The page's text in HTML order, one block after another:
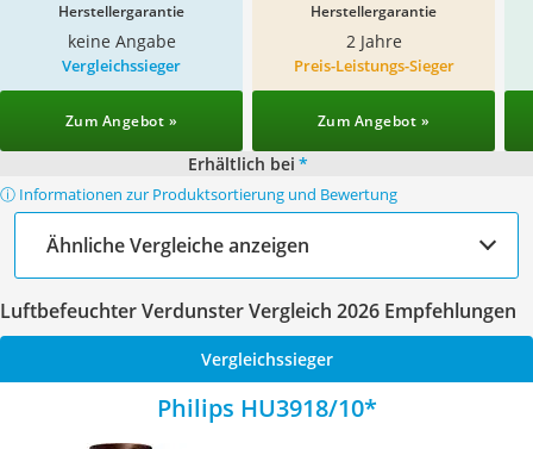
Herstellergarantie
keine Angabe
Herstellergarantie
2 Jahre
Vergleichssieger
Zum Angebot »
Preis-Leistungs-Sieger
Zum Angebot »
Erhältlich bei *
ⓘ Informationen zur Produktsortierung und Bewertung
Ähnliche Vergleiche anzeigen
Luftbefeuchter Verdunster Vergleich 2026 Empfehlungen
Vergleichssieger
Philips HU3918/10